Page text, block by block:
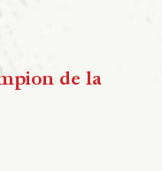
de la